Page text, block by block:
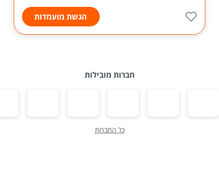
הגשת מועמדות
חברות מובילות
כל החברות